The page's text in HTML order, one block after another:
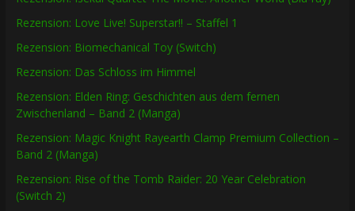
Rezension: Love Live! Superstar!! – Staffel 1
Rezension: Biomechanical Toy (Switch)
Rezension: Das Schloss im Himmel
Rezension: Elden Ring: Geschichten aus dem fernen
Zwischenland – Band 2 (Manga)
Rezension: Magic Knight Rayearth Clamp Premium Collection –
Band 2 (Manga)
Rezension: Rise of the Tomb Raider: 20 Year Celebration
(Switch 2)